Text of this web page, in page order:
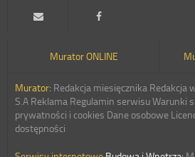
Murator ONLINE
Murator: Redakcja miesięcznika Redakcja
S.A Reklama Regulamin serwisuWarunki
prywatności i cookies Dane osobowe
dostępności